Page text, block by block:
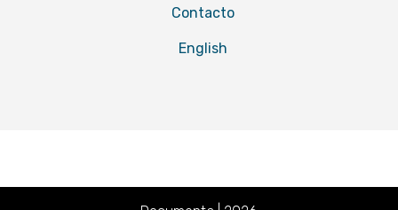
Contacto
English